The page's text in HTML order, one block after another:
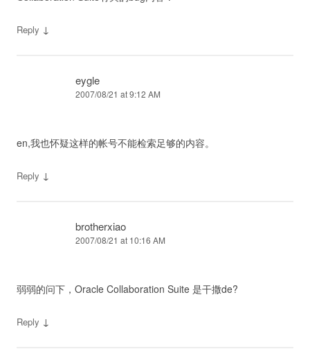
Reply ↓
eygle
2007/08/21 at 9:12 AM
en,我也怀疑这样的帐号不能检索足够的内容。
Reply ↓
brotherxiao
2007/08/21 at 10:16 AM
弱弱的问下，Oracle Collaboration Suite 是干撒de?
Reply ↓